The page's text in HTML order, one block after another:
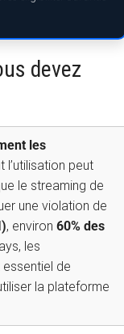
devez
les
peut
le streaming de
une violation de
, environ 60% des
les
de
la plateforme